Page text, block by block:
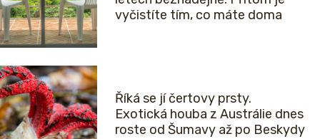
vyčistíte tím, co máte doma
Říká se jí čertovy prsty.
Exotická houba z Austrálie dnes
roste od Šumavy až po Beskydy